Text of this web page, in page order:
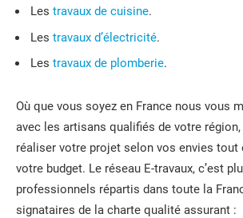
Les travaux de cuisine.
Les travaux d’électricité.
Les travaux de plomberie.
Où que vous soyez en France nous vous
avec les artisans qualifiés de votre
réaliser votre projet selon vos envies tout
votre budget. Le réseau E-travaux, c’est
professionnels répartis dans toute la
signataires de la charte qualité assurant :